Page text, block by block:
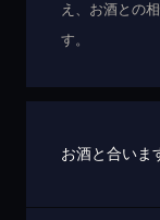
え、お酒との
す。
お酒と合いま